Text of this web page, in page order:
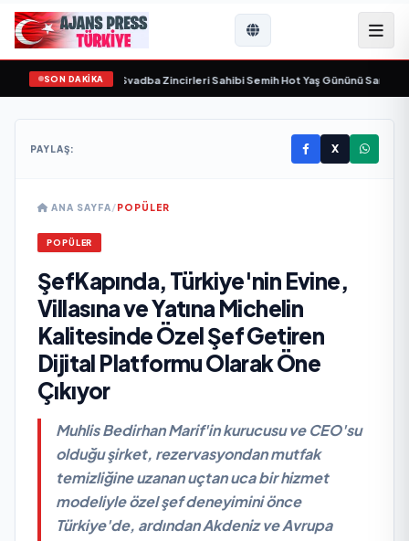
SON DAKİKA
yaşamını yitirdi• Svadba Zincirleri Sahibi Semih Hot Yaş Gününü Sanat ve
PAYLAŞ: X
ANA SAYFA/POPÜLER
POPÜLER
ŞefKapında, Türkiye'nin Evine,
Villasına ve Yatına Michelin
Kalitesinde Özel Şef Getiren
Dijital Platformu Olarak Öne
Çıkıyor
Muhlis Bedirhan Marif'in kurucusu ve CEO'su
olduğu şirket, rezervasyondan mutfak
temizliğine uzanan uçtan uca bir hizmet
modeliyle özel şef deneyimini önce
Türkiye'de, ardından Akdeniz ve Avrupa